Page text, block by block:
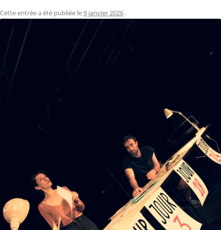
Cette entrée a été publiée le9 janvier 2026 .